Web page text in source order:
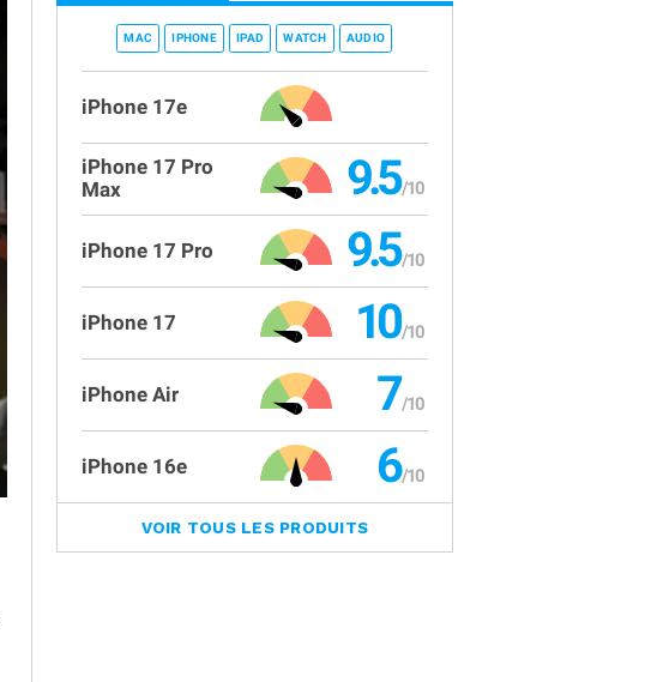
MAC IPHONE IPAD WATCH AUDIO
iPhone 17e
iPhone 17 Pro
Max
9.5
iPhone 17 Pro 9.5
iPhone 17 10
iPhone Air 7
iPhone 16e 6
VOIR TOUS LES PRODUITS